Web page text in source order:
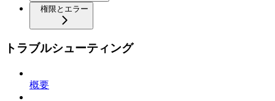
権限とエラー
トラブルシューティング
概要